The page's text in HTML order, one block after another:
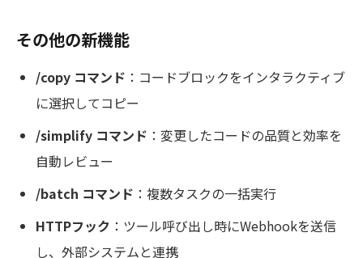
その他の新機能
/copy コマンド ：コードブロックをインタラクティブ
に選択してコピー
/simplify コマンド ：変更したコードの品質と効率を
自動レビュー
/batch コマンド ：複数タスクの一括実行
HTTPフック ：ツール呼び出し時にWebhookを送信
し、外部システムと連携